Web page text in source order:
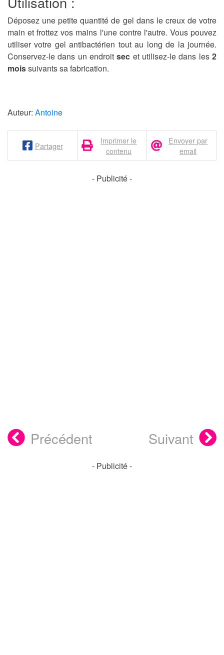
Déposez une petite quantité de gel dans le creux de votre
main et frottez vos mains l'une contre l'autre. Vous pouvez
utiliser votre gel antibactérien tout au long de la journée.
Conservez-le dans un endroitsec et utilisez-le dans les2
moissuivants sa fabrication.
Auteur: Antoine
Partager
Imprimer le
contenu
Envoyer par
email
- Publicité -
Précédent Suivant
- Publicité -